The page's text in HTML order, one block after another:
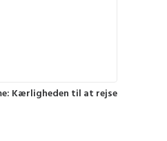
Kærligheden til at rejse